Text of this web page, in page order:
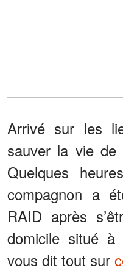
Arrivé sur les
sauver la vie
Quelques
compagnon a
RAID après
domicile situé à
vous dit tout sur